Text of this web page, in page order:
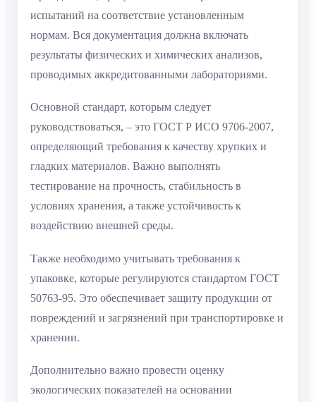
испытаний на соответствие установленным
нормам. Вся документация должна включать
результаты физических и химических анализов,
проводимых аккредитованными лабораториями.
Основной стандарт, которым следует
руководствоваться, – это ГОСТ Р ИСО 9706-2007,
определяющий требования к качеству хрупких и
гладких материалов. Важно выполнять
тестирование на прочность, стабильность в
условиях хранения, а также устойчивость к
воздействию внешней среды.
Также необходимо учитывать требования к
упаковке, которые регулируются стандартом ГОСТ
50763-95. Это обеспечивает защиту продукции от
повреждений и загрязнений при транспортировке и
хранении.
Дополнительно важно провести оценку
экологических показателей на основании